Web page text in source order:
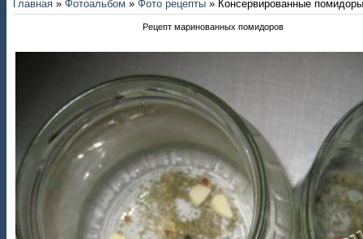
Главная » Фотоальбом » Фото рецепты » Консервированные помидоры
Рецепт маринованных помидоров